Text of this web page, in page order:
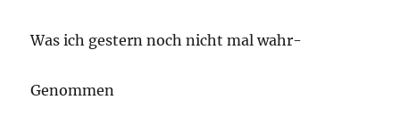
Was ich gestern noch nicht mal wahr-
Genommen